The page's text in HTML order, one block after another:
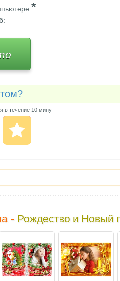
*
в течение 10 минут
- Рождество и Новый